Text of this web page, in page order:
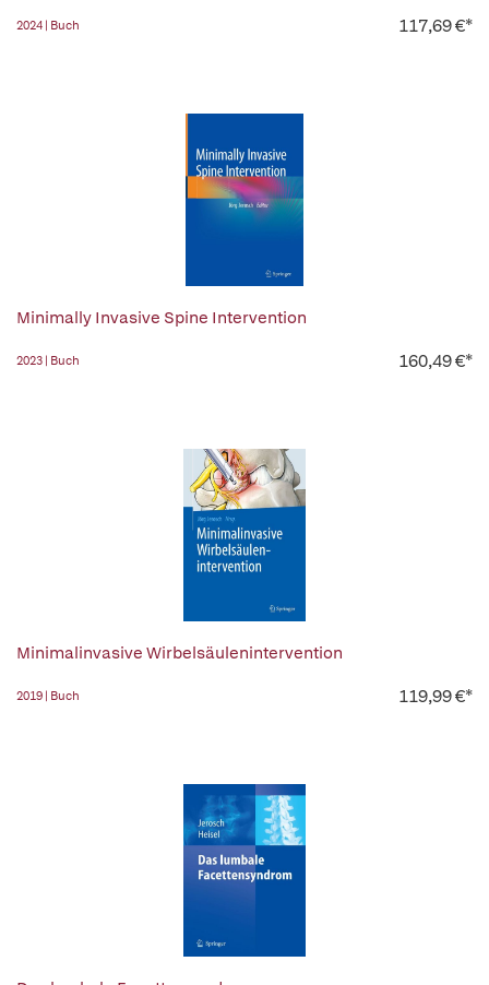
2024 | Buch 117,69 €*
Minimally Invasive Spine Intervention
2023 | Buch 160,49 €*
Minimalinvasive Wirbelsäulenintervention
2019 | Buch 119,99 €*